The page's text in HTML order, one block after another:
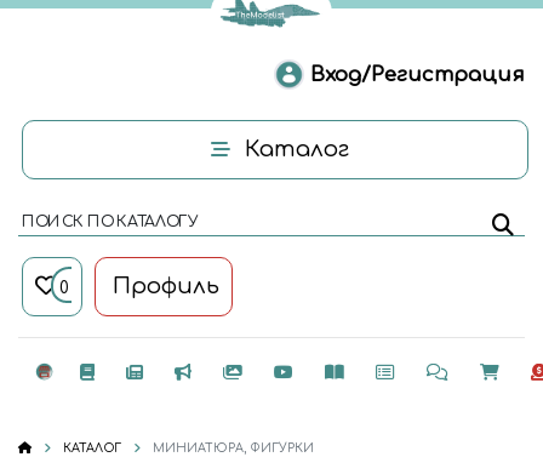
Вход/Регистрация
Каталог
ПОИСК ПО КАТАЛОГУ
0 Профиль
КАТАЛОГ МИНИАТЮРА, ФИГУРКИ